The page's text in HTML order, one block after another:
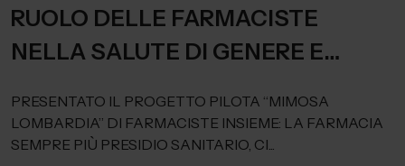
RUOLO DELLE FARMACISTE
NELLA SALUTE DI GENERE E
PRESENTATO IL PROGETTO PILOTA “MIMOSA
LOMBARDIA” DI FARMACISTE INSIEME: LA FARMACIA
SEMPRE PIÙ PRESIDIO SANITARIO, CI...